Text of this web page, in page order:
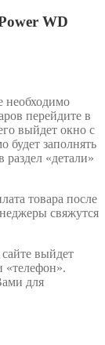
WD
необходимо
перейдите в
выйдет окно с
будет заполнять
«детали»
товара после
свяжутся
выйдет
«телефон».
для